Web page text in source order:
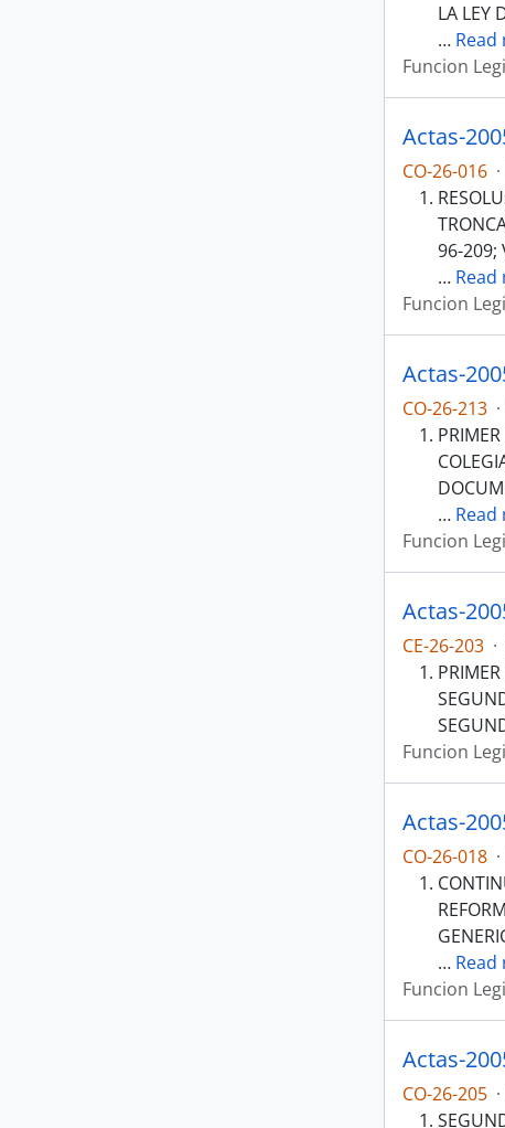
LA LEY
…
Funcion
Actas-
CO-26-016 ·
96-209;
…
Funcion
Actas-
CO-26-213 ·
…
Funcion
Actas-
CE-26-203 ·
Funcion
Actas-
CO-26-018 ·
…
Funcion
Actas-
CO-26-205 ·